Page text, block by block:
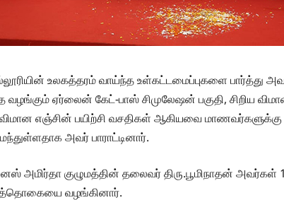
உலகத்தரம் வாய்ந்த உள்கட்டமைப்புகளை பார்த்து அவர்
ஏர்லைன் கேட்-பாஸ் சிமுலேஷன் பகுதி, சிறிய
விமான எஞ்சின் பயிற்சி வசதிகள் ஆகியவை
அவர் பாராட்டினார்.
அமிர்தா குழுமத்தின் தலைவர் திரு.பூமிநாதன் அவர்கள்
வழங்கினார்.